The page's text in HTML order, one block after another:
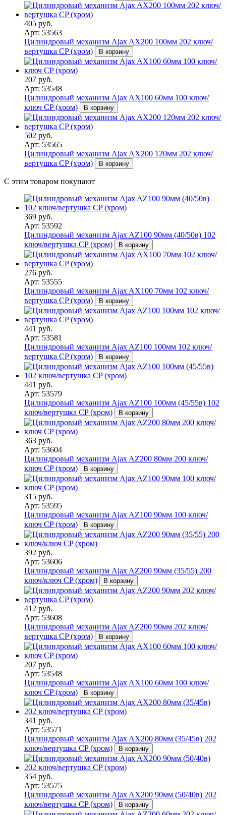
405 руб.
Арт: 53563
Цилиндровый механизм Ajax AX200 100мм 202 ключ/
вертушка CP (хром)
В корзину
207 руб.
Арт: 53548
Цилиндровый механизм Ajax AX100 60мм 100 ключ/
ключ CP (хром)
В корзину
502 руб.
Арт: 53565
Цилиндровый механизм Ajax AX200 120мм 202 ключ/
вертушка CP (хром)
В корзину
С этим товаром покупают
369 руб.
Арт: 53592
Цилиндровый механизм Ajax AZ100 90мм (40/50в) 102
ключ/вертушка CP (хром)
В корзину
276 руб.
Арт: 53555
Цилиндровый механизм Ajax AX100 70мм 102 ключ/
вертушка CP (хром)
В корзину
441 руб.
Арт: 53581
Цилиндровый механизм Ajax AZ100 100мм 102 ключ/
вертушка CP (хром)
В корзину
441 руб.
Арт: 53579
Цилиндровый механизм Ajax AZ100 100мм (45/55в) 102
ключ/вертушка CP (хром)
В корзину
363 руб.
Арт: 53604
Цилиндровый механизм Ajax AZ200 80мм 200 ключ/
ключ CP (хром)
В корзину
315 руб.
Арт: 53595
Цилиндровый механизм Ajax AZ100 90мм 100 ключ/
ключ CP (хром)
В корзину
392 руб.
Арт: 53606
Цилиндровый механизм Ajax AZ200 90мм (35/55) 200
ключ/ключ CP (хром)
В корзину
412 руб.
Арт: 53608
Цилиндровый механизм Ajax AZ200 90мм 202 ключ/
вертушка CP (хром)
В корзину
207 руб.
Арт: 53548
Цилиндровый механизм Ajax AX100 60мм 100 ключ/
ключ CP (хром)
В корзину
341 руб.
Арт: 53571
Цилиндровый механизм Ajax AX200 80мм (35/45в) 202
ключ/вертушка CP (хром)
В корзину
354 руб.
Арт: 53575
Цилиндровый механизм Ajax AX200 90мм (50/40в) 202
ключ/вертушка CP (хром)
В корзину